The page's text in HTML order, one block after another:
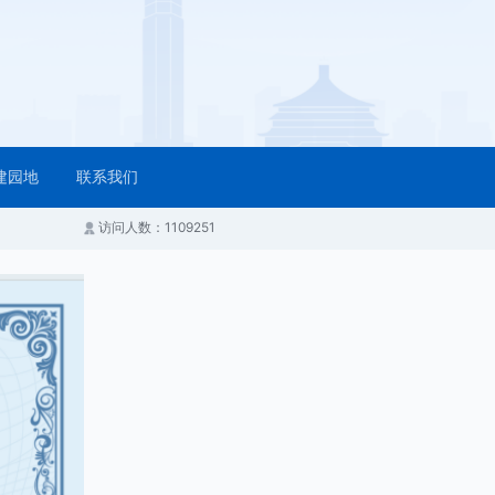
园地 联系我们
访问人数：1109251